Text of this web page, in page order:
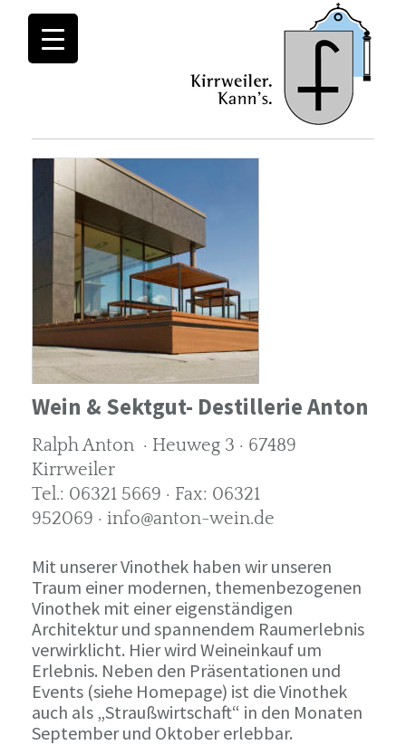
Wein & Sektgut- Destillerie Anton
Ralph Anton · Heuweg 3 · 67489
Kirrweiler
Tel.: 06321 5669 · Fax: 06321
952069 · info@anton-wein.de
Mit unserer Vinothek haben wir unseren
Traum einer modernen, themenbezogenen
Vinothek mit einer eigenständigen
Architektur und spannendem Raumerlebnis
verwirklicht. Hier wird Weineinkauf um
Erlebnis. Neben den Präsentationen und
Events (siehe Homepage) ist die Vinothek
auch als „Straußwirtschaft“ in den Monaten
September und Oktober erlebbar.